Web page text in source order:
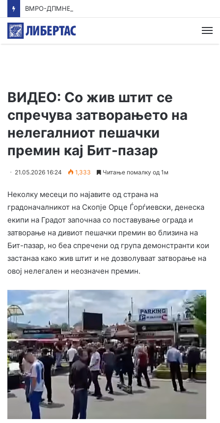
ВИДЕО: Со жив штит се
спречува затворањето на
нелегалниот пешачки
премин кај Бит-пазар
21.05.2026 16:24 1,333 Читање помалку од 1м
Неколку месеци по најавите од страна на
градоначалникот на Скопје Орце Ѓорѓиевски, денеска
екипи на Градот започнаа со поставување ограда и
затворање на дивиот пешачки премин во близина на
Бит-пазар, но беа спречени од група демонстранти кои
застанаа како жив штит и не дозволуваат затворање на
овој нелегален и неозначен премин.